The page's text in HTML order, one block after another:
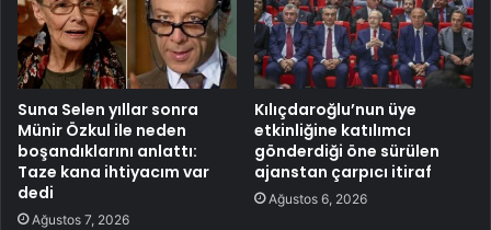
Suna Selen yıllar sonra
Münir Özkul ile neden
boşandıklarını anlattı:
Taze kana ihtiyacım var
dedi
Ağustos 7, 2026
Kılıçdaroğlu’nun üye
etkinliğine katılımcı
gönderdiği öne sürülen
ajanstan çarpıcı itiraf
Ağustos 6, 2026